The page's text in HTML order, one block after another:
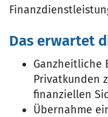
Das erwartet
Ganzheitliche
Privatkunden
finanziellen
Übernahme